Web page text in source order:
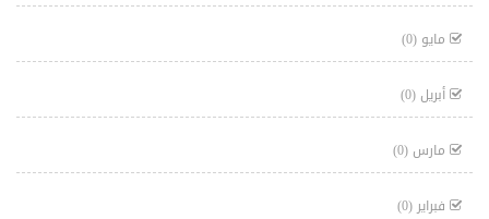
مايو (0)
أبريل (0)
مارس (0)
فبراير (0)